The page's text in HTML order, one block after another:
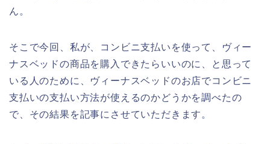
ん。
そこで今回、私が、コンビニ支払いを使って、ヴィー
ナスベッドの商品を購入できたらいいのに、と思って
いる人のために、ヴィーナスベッドのお店でコンビニ
支払いの支払い方法が使えるのかどうかを調べたの
で、その結果を記事にさせていただきます。